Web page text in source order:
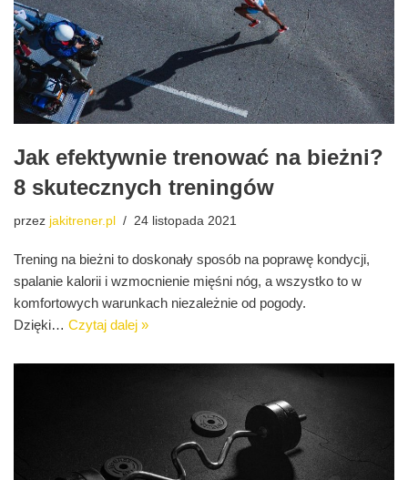
Jak efektywnie trenować na bieżni?
8 skutecznych treningów
przez jakitrener.pl 24 listopada 2021
Trening na bieżni to doskonały sposób na poprawę kondycji,
spalanie kalorii i wzmocnienie mięśni nóg, a wszystko to w
komfortowych warunkach niezależnie od pogody.
Dzięki… Czytaj dalej »